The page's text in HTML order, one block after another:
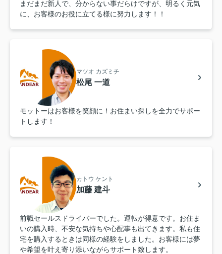
まだまだ新人で、分からない事だらけですが、明るく元気
に、お客様のお役に立てる様に努力します！！
マツオ カズミチ
松尾 一道
モットーはお客様を笑顔に！お住まい探しを全力でサポー
トします！
カトウ ケント
加藤 建斗
前職セールスドライバーでした。運転が得意です。お住ま
いの購入時、不安な気持ちや心配事も出てきます。私も住
宅を購入するときは同様の経験をしました。お客様には夢
や希望を叶え寄り添いながらサポート致します。